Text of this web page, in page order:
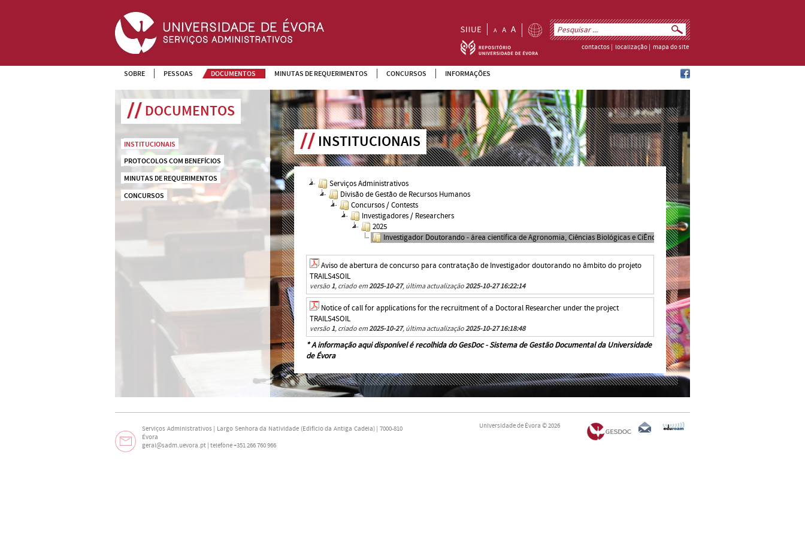
contactos localização mapa do site
SOBRE PESSOAS DOCUMENTOS MINUTAS DE REQUERIMENTOS CONCURSOS INFORMAÇÕES
DOCUMENTOS
INSTITUCIONAIS
PROTOCOLOS COM BENEFÍCIOS
MINUTAS DE REQUERIMENTOS
CONCURSOS
INSTITUCIONAIS
Serviços Administrativos
Divisão de Gestão de Recursos Humanos
Concursos / Contests
Investigadores / Researchers
2025
Investigador Doutorando - área científica de Agronomia, Ciências Biológicas e CiÊncias do Solo (art. 36º Reg ECIC) - MED
Aviso de abertura de concurso para contratação de Investigador doutorando no âmbito do projeto
TRAILS4SOIL
versão 1, criado em2025-10-27, última actualização2025-10-27 16:22:14
Notice of call for applications for the recruitment of a Doctoral Researcher under the project
TRAILS4SOIL
versão 1, criado em2025-10-27, última actualização2025-10-27 16:18:48
* A informação aqui disponível é recolhida doGesDoc - Sistema de Gestão Documental da Universidade
de Évora
Serviços Administrativos | Largo Senhora da Natividade (Edifício da Antiga Cadeia) | 7000-810
Évora
geral@sadm.uevora.pt | telefone +351 266 760 966
Universidade de Évora © 2026